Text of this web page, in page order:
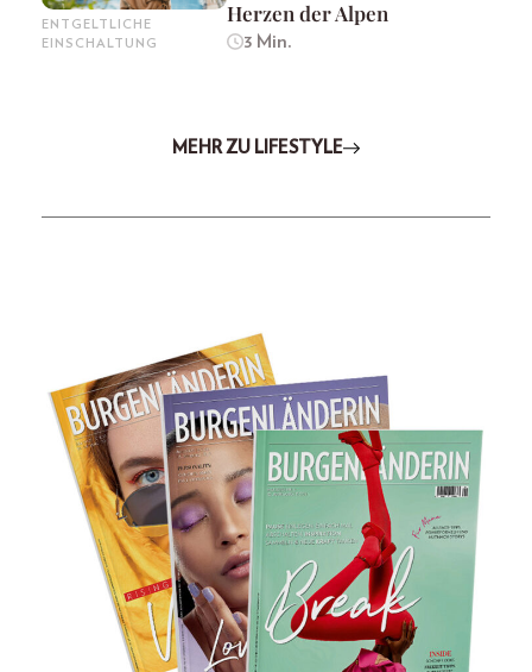
ENTGELTLICHE
EINSCHALTUNG
Herzen der Alpen
3 Min.
MEHR ZU LIFESTYLE